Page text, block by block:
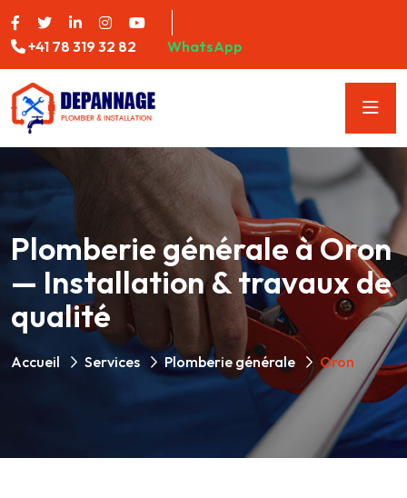
+41 78 319 32 82 WhatsApp
Plomberie générale à Oron
— Installation & travaux de
qualité
Accueil Services Plomberie générale Oron